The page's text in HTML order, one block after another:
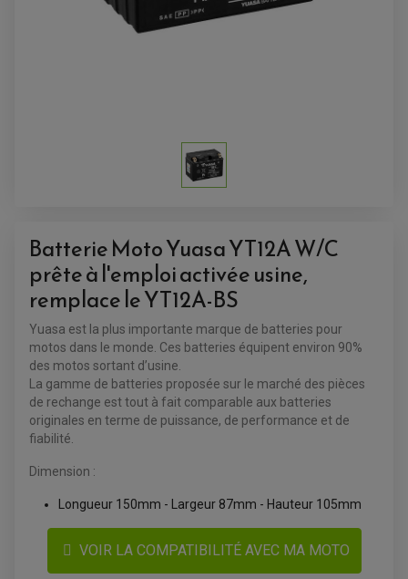
AMORTISSEUR DE DIRECTION
Batterie Moto Yuasa YT12A W/C
prête à l'emploi activée usine,
remplace le YT12A-BS
Yuasa est la plus importante marque de batteries pour
motos dans le monde. Ces batteries équipent environ 90%
des motos sortant d’usine.
La gamme de batteries proposée sur le marché des pièces
de rechange est tout à fait comparable aux batteries
originales en terme de puissance, de performance et de
fiabilité.
Dimension :
Longueur 150mm - Largeur 87mm - Hauteur 105mm
VOIR LA COMPATIBILITÉ AVEC MA MOTO